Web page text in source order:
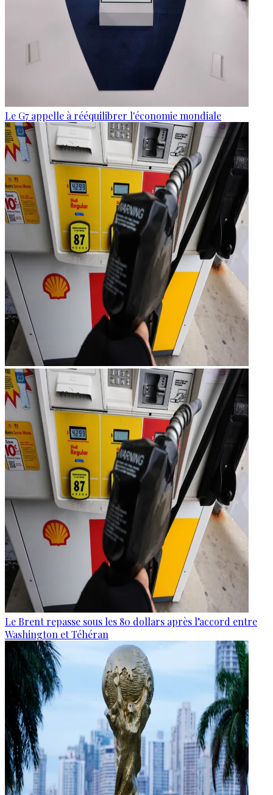
Le G7 appelle à rééquilibrer l'économie mondiale
Le Brent repasse sous les 80 dollars après l’accord entre
Washington et Téhéran